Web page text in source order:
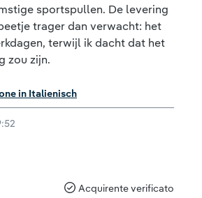
sportspullen. De levering
trager dan verwacht: het
terwijl ik dacht dat het
zou zijn.
in Italienisch
di 5 su 5 stelle
Acquirente verificato